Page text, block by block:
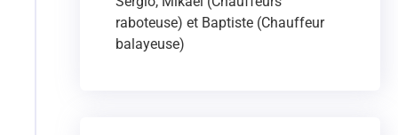
raboteuse) et Baptiste (Chauffeur
balayeuse)